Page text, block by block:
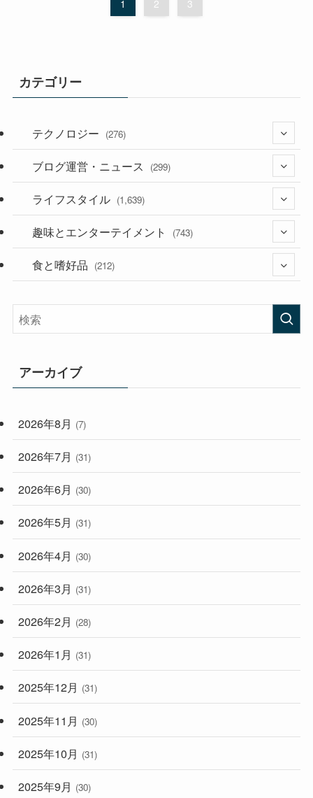
1 2 3
カテゴリー
テクノロジー (276)
(36)
(187)
ブログ運営・ニュース (299)
(118)
(181)
ライフスタイル (1,639)
(394)
(282)
(33)
(248)
趣味とエンターテイメント (743)
(56)
食と嗜好品 (212)
アーカイブ
2026年8月 (7)
2026年7月 (31)
2026年6月 (30)
2026年5月 (31)
2026年4月 (30)
2026年3月 (31)
2026年2月 (28)
2026年1月 (31)
2025年12月 (31)
2025年11月 (30)
2025年10月 (31)
2025年9月 (30)